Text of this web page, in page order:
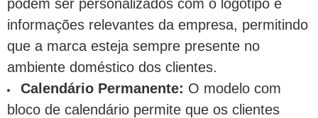
podem ser personalizados com o logotipo e
informações relevantes da empresa, permitindo
que a marca esteja sempre presente no
ambiente doméstico dos clientes.
Calendário Permanente: O modelo com
bloco de calendário permite que os clientes